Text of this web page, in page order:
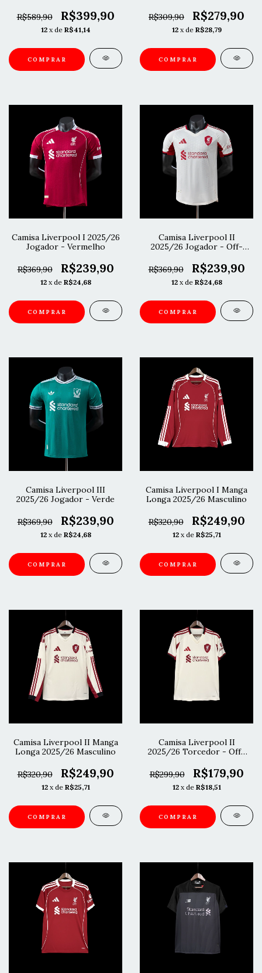
R$589,90 R$399,90
12 x de R$41,14
COMPRAR
R$309,90 R$279,90
12 x de R$28,79
COMPRAR
Camisa Liverpool I 2025/26
Jogador - Vermelho
R$369,90 R$239,90
12 x de R$24,68
COMPRAR
Camisa Liverpool II
2025/26 Jogador - Off-
R$369,90
R$239,90
12 x de R$24,68
COMPRAR
Camisa Liverpool III
2025/26 Jogador - Verde
R$369,90 R$239,90
12 x de R$24,68
COMPRAR
Camisa Liverpool I Manga
Longa 2025/26 Masculino
R$320,90 R$249,90
12 x de R$25,71
COMPRAR
Camisa Liverpool II Manga
Longa 2025/26 Masculino
R$320,90 R$249,90
12 x de R$25,71
COMPRAR
Camisa Liverpool II
2025/26 Torcedor - Off-
R$299,90
R$179,90
12 x de R$18,51
COMPRAR